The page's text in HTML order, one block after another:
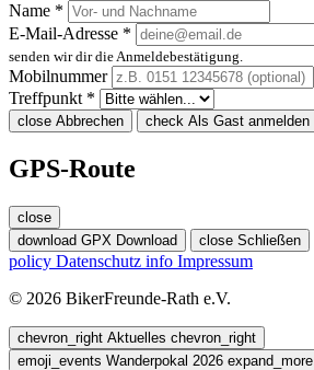
Name *
E-Mail-Adresse *
senden wir dir die Anmeldebestätigung.
Mobilnummer
Treffpunkt *
close Abbrechen check Als Gast anmelden
GPS-Route
close
download GPX Download close Schließen
policy Datenschutz info Impressum
© 2026 BikerFreunde-Rath e.V.
chevron_right Aktuelles chevron_right
emoji_events Wanderpokal 2026 expand_more